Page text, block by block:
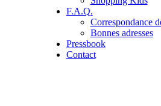
F.A.Q.
Correspondance
Bonnes adresses
Pressbook
Contact